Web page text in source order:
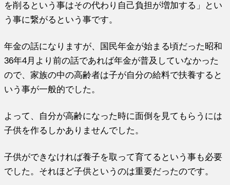
を削るという事はその代わり自己負担が増加する」とい
う事に繋がるという事です。
年金の話になりますが、国民年金が始まる頃だった昭和
36年4月より前の話であれば年金が普及していなかった
ので、家族の中の高齢者は子が自分の給料で扶養すると
いう事が一般的でした。
よって、自分が高齢になった時に面倒を見てもらうには
子供を作るしかありませんでした。
子供ができなければ養子を取って育てるという事も必要
でした。それほど子供というのは重要だったのです。